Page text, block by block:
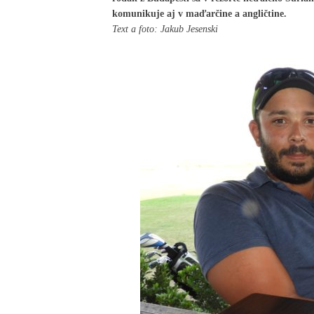
komunikuje aj v maďarčine a angličtine.
Text a foto: Jakub Jesenski